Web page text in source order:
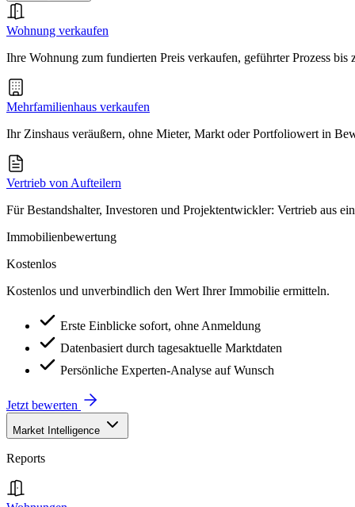
Wohnung verkaufen
Ihre Wohnung zum fundierten Preis verkaufen, geführter Prozess bis
Mehrfamilienhaus verkaufen
Ihr Zinshaus veräußern, ohne Mieter, Markt oder Portfoliowert in
Vertrieb von Aufteilern
Für Bestandshalter, Investoren und Projektentwickler: Vertrieb aus
Immobilienbewertung
Kostenlos
Kostenlos und unverbindlich den Wert Ihrer Immobilie ermitteln.
Erste Einblicke sofort, ohne Anmeldung
Datenbasiert durch tagesaktuelle Marktdaten
Persönliche Experten-Analyse auf Wunsch
Jetzt bewerten
Market Intelligence
Reports